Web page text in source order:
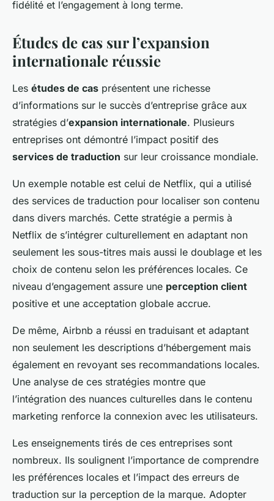
fidélité et l’engagement à long terme.
Études de cas sur l’expansion
internationale réussie
Les études de cas présentent une richesse
d’informations sur le succès d’entreprise grâce aux
stratégies d’expansion internationale. Plusieurs
entreprises ont démontré l’impact positif des
services de traduction sur leur croissance mondiale.
Un exemple notable est celui de Netflix, qui a utilisé
des services de traduction pour localiser son contenu
dans divers marchés. Cette stratégie a permis à
Netflix de s’intégrer culturellement en adaptant non
seulement les sous-titres mais aussi le doublage et les
choix de contenu selon les préférences locales. Ce
niveau d’engagement assure une perception client
positive et une acceptation globale accrue.
De même, Airbnb a réussi en traduisant et adaptant
non seulement les descriptions d’hébergement mais
également en revoyant ses recommandations locales.
Une analyse de ces stratégies montre que
l’intégration des nuances culturelles dans le contenu
marketing renforce la connexion avec les utilisateurs.
Les enseignements tirés de ces entreprises sont
nombreux. Ils soulignent l’importance de comprendre
les préférences locales et l’impact des erreurs de
traduction sur la perception de la marque. Adopter